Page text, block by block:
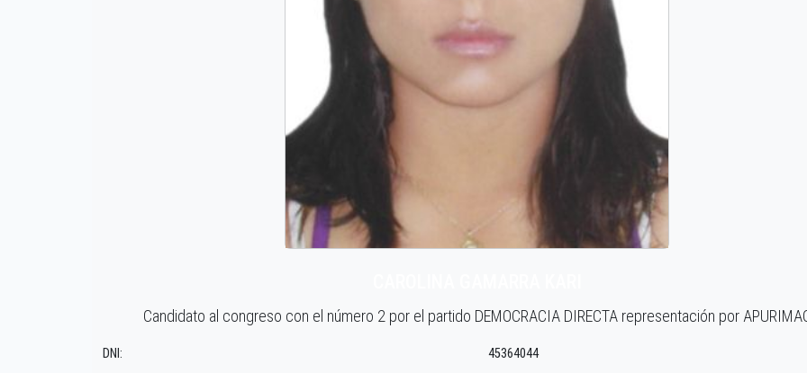
Candidato al congreso con el número 2 por el partido DEMOCRACIA DIRECTA representación por
DNI: 45364044